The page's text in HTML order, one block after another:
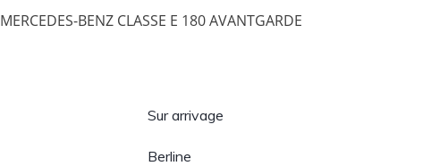
MERCEDES-BENZ CLASSE E 180 AVANTGARDE
Sur arrivage
Berline